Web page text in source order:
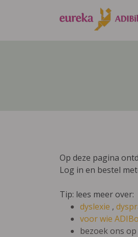
Op deze pagina
Log in en bestel
Tip: lees meer over:
dyslexie ,
voor wie
bezoek ons op